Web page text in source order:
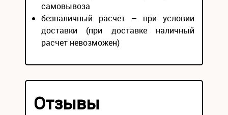
самовывоза
безналичный расчёт – при условии
доставки (при доставке наличный
расчет невозможен)
Отзывы